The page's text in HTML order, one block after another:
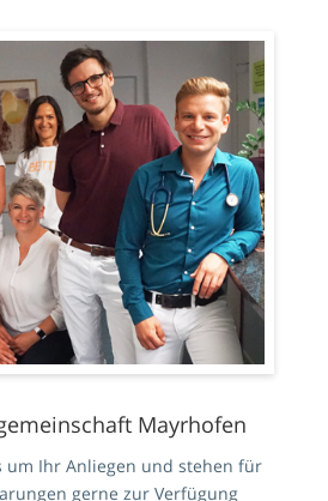
Mayrhofen
um Ihr Anliegen und stehen für
gerne zur Verfügung